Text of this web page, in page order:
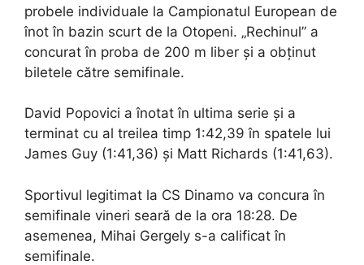
probele individuale la Campionatul European de
înot în bazin scurt de la Otopeni. „Rechinul” a
concurat în proba de 200 m liber și a obținut
biletele către semifinale.
David Popovici a înotat în ultima serie și a
terminat cu al treilea timp 1:42,39 în spatele lui
James Guy (1:41,36) și Matt Richards (1:41,63).
Sportivul legitimat la CS Dinamo va concura în
semifinale vineri seară de la ora 18:28. De
asemenea, Mihai Gergely s-a calificat în
semifinale.